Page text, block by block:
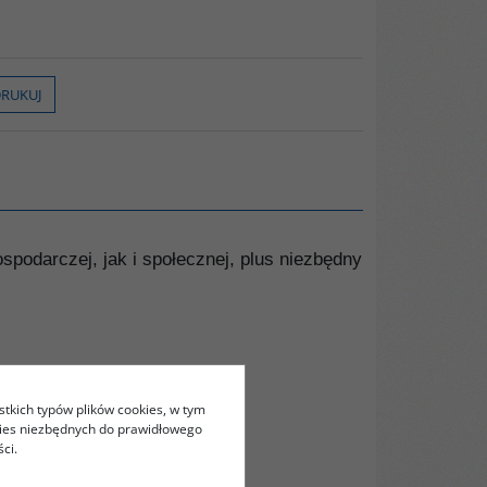
jak i społecznej, plus niezbędny
typów plików cookies, w tym
niezbędnych do prawidłowego